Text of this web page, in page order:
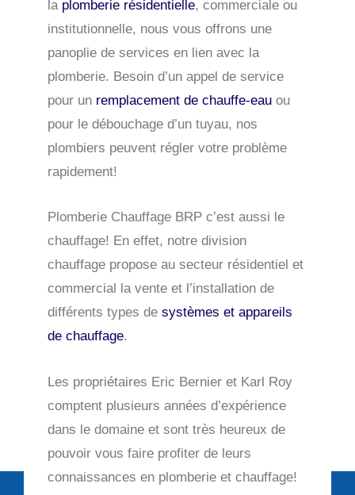
la plomberie résidentielle, commerciale ou
institutionnelle, nous vous offrons une
panoplie de services en lien avec la
plomberie. Besoin d’un appel de service
pour un remplacement de chauffe-eau ou
pour le débouchage d’un tuyau, nos
plombiers peuvent régler votre problème
rapidement!
Plomberie Chauffage BRP c’est aussi le
chauffage! En effet, notre division
chauffage propose au secteur résidentiel et
commercial la vente et l’installation de
différents types de systèmes et appareils
de chauffage.
Les propriétaires Eric Bernier et Karl Roy
comptent plusieurs années d’expérience
dans le domaine et sont très heureux de
pouvoir vous faire profiter de leurs
connaissances en plomberie et chauffage!